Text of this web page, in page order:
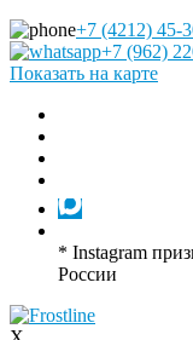
+7 (4212) 45-
+7 (962)
Показать на карте
* Instagram
России